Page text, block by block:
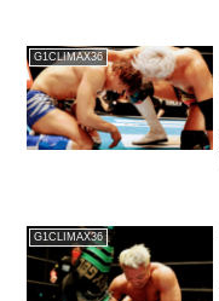
G1CLIMAX36
G1CLIMAX36